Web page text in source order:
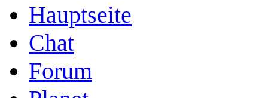
Hauptseite
Chat
Forum